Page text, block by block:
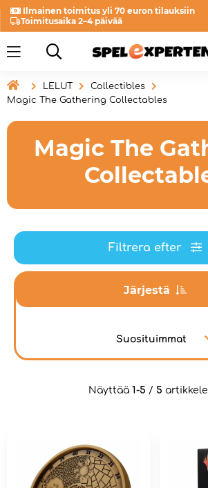
Ilmainen toimitus yli 70 euron tilauksiin
Toimitusaika 2–4 päivää
 LELUT
Collectibles
Magic The Gathering Collectables
Magic The
Filtrera efter
Järjestä
Suosituimmat
Näyttää 1-5 / 5